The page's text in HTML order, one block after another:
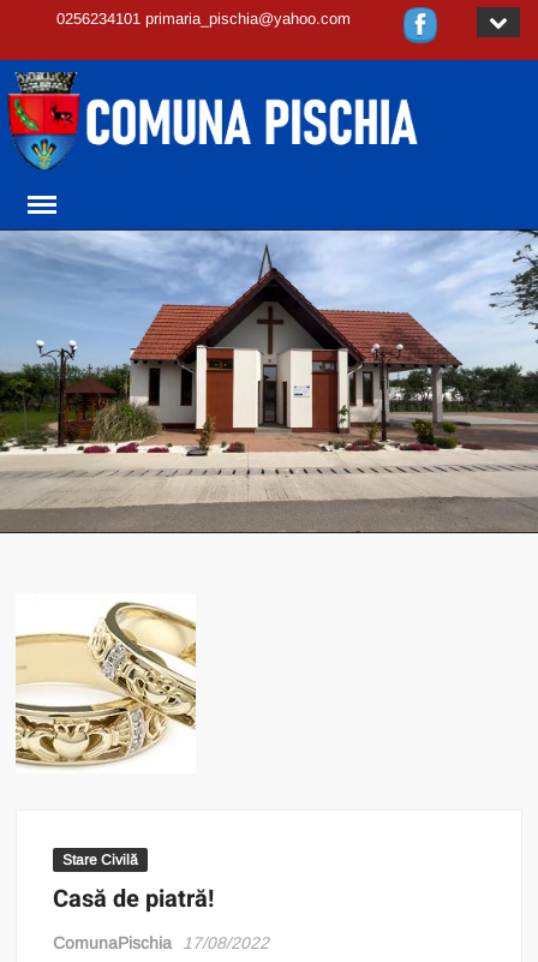
0256234101 primaria_pischia@yahoo.com
Stare Civilă
Casă de piatră!
ComunaPischia 17/08/2022